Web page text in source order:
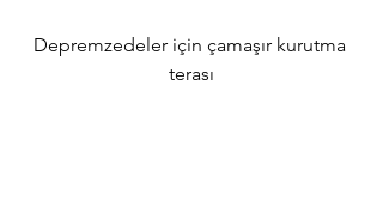
Depremzedeler için çamaşır kurutma
terası